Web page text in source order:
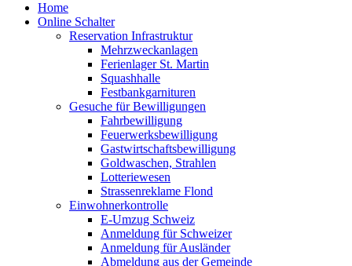
Home
Online Schalter
Reservation Infrastruktur
Mehrzweckanlagen
Ferienlager St. Martin
Squashhalle
Festbankgarnituren
Gesuche für Bewilligungen
Fahrbewilligung
Feuerwerksbewilligung
Gastwirtschaftsbewilligung
Goldwaschen, Strahlen
Lotteriewesen
Strassenreklame Flond
Einwohnerkontrolle
E-Umzug Schweiz
Anmeldung für Schweizer
Anmeldung für Ausländer
Abmeldung aus der Gemeinde